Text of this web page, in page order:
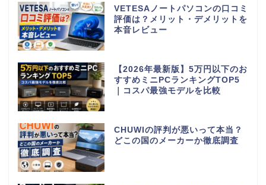
VETESAノートパソコンの口コミ
評価は？メリット・デメリットを
本音レビュー
【2026年最新版】5万円以下のお
すすめミニPCランキングTOP5
｜コスパ最強モデルを比較
CHUWIの評判が悪いって本当？
どこの国のメーカーか徹底調査